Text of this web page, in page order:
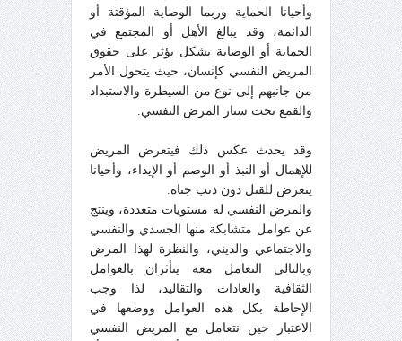
وأحيانا الحماية وربما الوصاية المؤقتة أو
الدائمة، وقد يبالغ الأهل أو المجتمع في
الحماية أو الوصاية بشكل يؤثر على حقوق
المريض النفسي كإنسان، حيث يتحول الأمر
من جانبهم إلى نوع من السيطرة والاستبداد
والقمع تحت ستار المرض النفسي.
وقد يحدث عكس ذلك فيتعرض المريض
للإهمال أو النبذ أو الوصم أو الإيذاء، وأحيانا
يتعرض للقتل دون ذنب جناه.
والمرض النفسي له مستويات متعددة، وينتج
عن عوامل متشابكة منها الجسدي والنفسي
والاجتماعي والديني، والنظرة لهذا المرض
وبالتالي التعامل معه يتأثران بالعوامل
الثقافية والعادات والتقاليد، لذا وجب
الإحاطة بكل هذه العوامل ووضعها في
الاعتبار حين نتعامل مع المريض النفسي